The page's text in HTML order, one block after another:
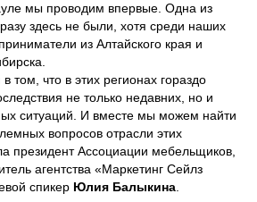
мы проводим впервые. Одна из
здесь не были, хотя среди наших
из Алтайского края и
том, что в этих регионах гораздо
не только недавних, но и
ситуаций. И вместе мы можем найти
вопросов отрасли этих
президент Ассоциации мебельщиков,
агентства «Маркетинг Сейлз
спикер Юлия Балыкина